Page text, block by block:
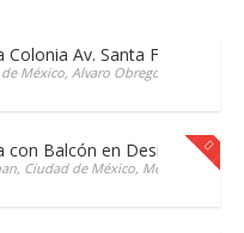
Av. Santa Fe, Magno
México, Alvaro Obregón, Mexico
con Balcón en Desierto de
Ciudad de México, Mexico